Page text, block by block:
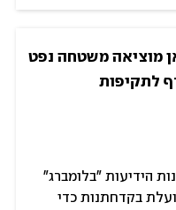
- בצל החשש שארה"ב תצטרף לתקיפות
הידיעות "בלומברג"
בקדחתנות כדי